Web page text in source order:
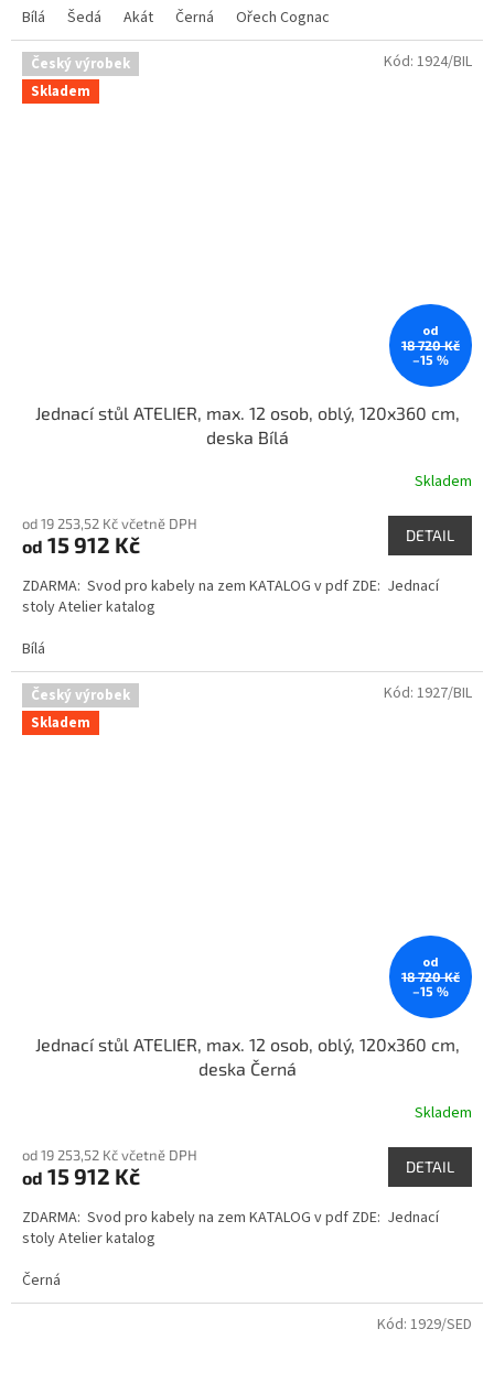
Bílá
Šedá Akát Černá Ořech Cognac
Český výrobek
Skladem
od
18 720 Kč
–15 %
Jednací stůl ATELIER, max. 12 osob, oblý, 120x360 cm,
deska Bílá
Skladem
od 19 253,52 Kč včetně DPH
od 15 912 Kč DETAIL
ZDARMA: Svod pro kabely na zem KATALOG v pdf ZDE: Jednací
stoly Atelier katalog
Bílá
Kód: 1924/BIL
Český výrobek
Skladem
od
18 720 Kč
–15 %
Jednací stůl ATELIER, max. 12 osob, oblý, 120x360 cm,
deska Černá
Skladem
od 19 253,52 Kč včetně DPH
od 15 912 Kč DETAIL
ZDARMA: Svod pro kabely na zem KATALOG v pdf ZDE: Jednací
stoly Atelier katalog
Černá
Kód: 1927/BIL
Kód: 1929/SED